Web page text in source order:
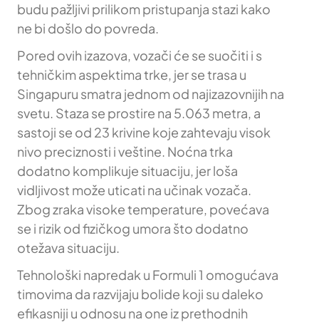
budu pažljivi prilikom pristupanja stazi kako
ne bi došlo do povreda.
Pored ovih izazova, vozači će se suočiti i s
tehničkim aspektima trke, jer se trasa u
Singapuru smatra jednom od najizazovnijih na
svetu. Staza se prostire na 5.063 metra, a
sastoji se od 23 krivine koje zahtevaju visok
nivo preciznosti i veštine. Noćna trka
dodatno komplikuje situaciju, jer loša
vidljivost može uticati na učinak vozača.
Zbog zraka visoke temperature, povećava
se i rizik od fizičkog umora što dodatno
otežava situaciju.
Tehnološki napredak u Formuli 1 omogućava
timovima da razvijaju bolide koji su daleko
efikasniji u odnosu na one iz prethodnih